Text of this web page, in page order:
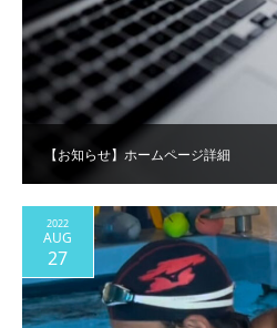
【お知らせ】ホームページ詳細
2022
AUG
27